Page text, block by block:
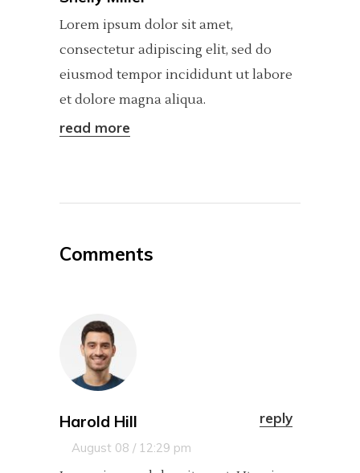
Lorem ipsum dolor sit amet,
consectetur adipiscing elit, sed do
eiusmod tempor incididunt ut labore
et dolore magna aliqua.
read more
Comments
reply
Harold Hill
August 08 / 12:29 pm